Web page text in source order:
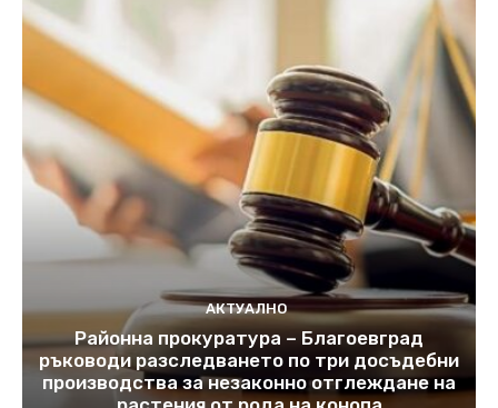
АКТУАЛНО
Районна прокуратура – Благоевград
ръководи разследването по три досъдебни
производства за незаконно отглеждане на